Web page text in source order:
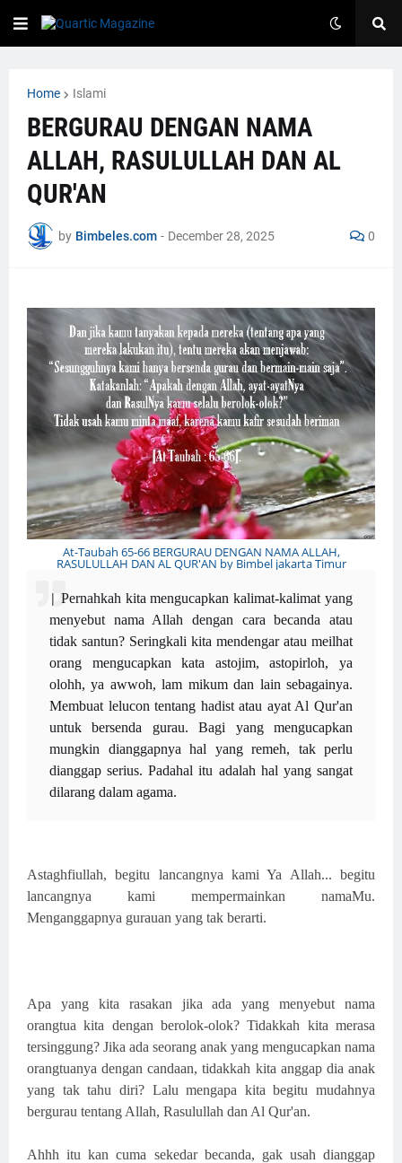
Home Islami
BERGURAU DENGAN NAMA
ALLAH, RASULULLAH DAN AL
QUR'AN
by Bimbeles.com - December 28, 2025 0
At-Taubah 65-66 BERGURAU DENGAN NAMA ALLAH,
RASULULLAH DAN AL QUR'AN by Bimbel jakarta Timur
| Pernahkah kita mengucapkan kalimat-kalimat yang
menyebut nama Allah dengan cara becanda atau
tidak santun? Seringkali kita mendengar atau meilhat
orang mengucapkan kata astojim, astopirloh, ya
olohh, ya awwoh, lam mikum dan lain sebagainya.
Membuat lelucon tentang hadist atau ayat Al Qur'an
untuk bersenda gurau. Bagi yang mengucapkan
mungkin dianggapnya hal yang remeh, tak perlu
dianggap serius. Padahal itu adalah hal yang sangat
dilarang dalam agama.
Astaghfiullah, begitu lancangnya kami Ya Allah... begitu
lancangnya kami mempermainkan namaMu.
Menganggapnya gurauan yang tak berarti.
Apa yang kita rasakan jika ada yang menyebut nama
orangtua kita dengan berolok-olok? Tidakkah kita merasa
tersinggung? Jika ada seorang anak yang mengucapkan nama
orangtuanya dengan candaan, tidakkah kita anggap dia anak
yang tak tahu diri? Lalu mengapa kita begitu mudahnya
bergurau tentang Allah, Rasulullah dan Al Qur'an.
Ahhh itu kan cuma sekedar becanda, gak usah dianggap